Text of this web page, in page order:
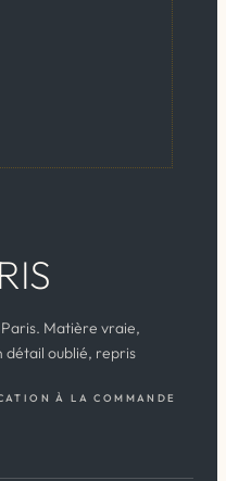
Matière vraie,
détail oublié, repris
À LA COMMANDE